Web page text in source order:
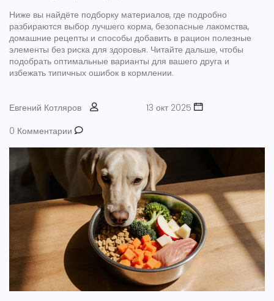
Ниже вы найдёте подборку материалов, где подробно
разбираются выбор лучшего корма, безопасные лакомства,
домашние рецепты и способы добавить в рацион полезные
элементы без риска для здоровья. Читайте дальше, чтобы
подобрать оптимальные варианты для вашего друга и
избежать типичных ошибок в кормлении.
Евгений Котляров
13 окт 2025
0 Комментарии